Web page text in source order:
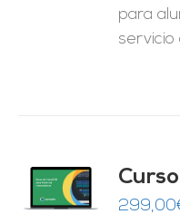
para
servicio
299,00